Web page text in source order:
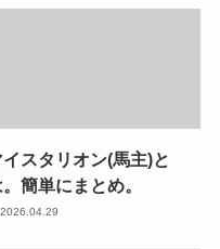
イスタリオン(馬主)と
簡単にまとめ。
2026.04.29